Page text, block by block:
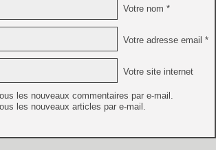
Votre nom *
Votre adresse email *
Votre site internet
les nouveaux commentaires par e-mail.
les nouveaux articles par e-mail.